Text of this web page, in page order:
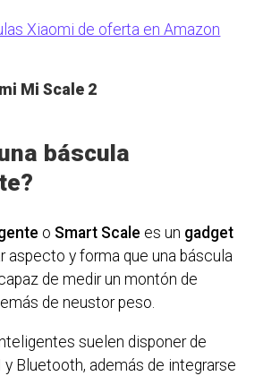
Xiaomi de oferta en Amazon
Mi Scale 2
báscula
o Smart Scale es un gadget
aspecto y forma que una báscula
de medir un montón de
de neustor peso.
suelen disponer de
Bluetooth, además de integrarse